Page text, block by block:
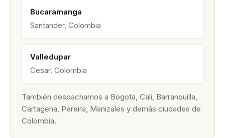
Bucaramanga
Santander, Colombia
Valledupar
Cesar, Colombia
También despachamos a Bogotá, Cali, Barranquilla,
Cartagena, Pereira, Manizales y demás ciudades de
Colombia.